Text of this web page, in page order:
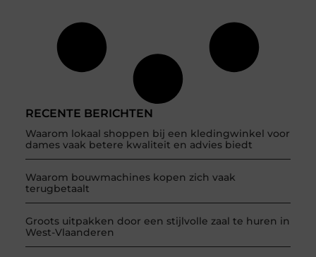
RECENTE BERICHTEN
Waarom lokaal shoppen bij een kledingwinkel voor
dames vaak betere kwaliteit en advies biedt
Waarom bouwmachines kopen zich vaak
terugbetaalt
Groots uitpakken door een stijlvolle zaal te huren in
West-Vlaanderen